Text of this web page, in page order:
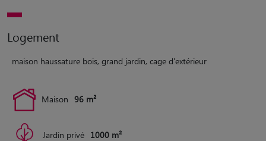
Logement
maison haussature bois, grand jardin, cage d'extérieur
Maison 96 m²
Jardin privé 1000 m²